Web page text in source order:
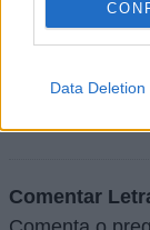
Data Deletion
Comentar